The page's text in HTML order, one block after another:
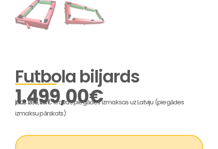
Futbola biljards
1.499,00€
incl. 19% VAT
plus 239,00 € kravas piegādes izmaksas uz Latviju (piegādes
izmaksu pārskats)